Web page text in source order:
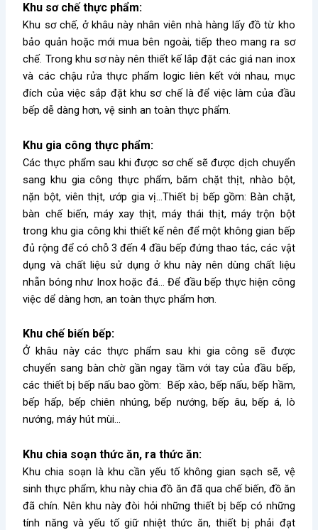
Khu sơ chế thực phẩm:
Khu sơ chế, ở khâu này nhân viên nhà hàng lấy đồ từ kho
bảo quản hoặc mới mua bên ngoài, tiếp theo mang ra sơ
chế. Trong khu sơ này nên thiết kế lắp đặt các giá nan inox
và các chậu rửa thực phẩm logic liên kết với nhau, mục
đích của việc sắp đặt khu sơ chế là để việc làm của đầu
bếp dễ dàng hơn, vệ sinh an toàn thực phẩm.
Khu gia công thực phẩm:
Các thực phẩm sau khi được sơ chế sẽ được dịch chuyển
sang khu gia công thực phẩm, băm chặt thịt, nhào bột,
nặn bột, viên thịt, ướp gia vị…Thiết bị bếp gồm: Bàn chặt,
bàn chế biến, máy xay thịt, máy thái thịt, máy trộn bột
trong khu gia công khi thiết kế nên để một không gian bếp
đủ rộng để có chỗ 3 đến 4 đầu bếp đứng thao tác, các vật
dụng và chất liệu sử dụng ở khu này nên dùng chất liệu
nhẵn bóng như Inox hoặc đá… Để đầu bếp thực hiện công
việc dể dàng hơn, an toàn thực phẩm hơn.
Khu chế biến bếp:
Ở khâu này các thực phẩm sau khi gia công sẽ được
chuyển sang bàn chờ gần ngay tầm với tay của đầu bếp,
các thiết bị bếp nấu bao gồm: Bếp xào, bếp nấu, bếp hầm,
bếp hấp, bếp chiên nhúng, bếp nướng, bếp âu, bếp á, lò
nướng, máy hút mùi…
Khu chia soạn thức ăn, ra thức ăn:
Khu chia soạn là khu cần yếu tố không gian sạch sẽ, vệ
sinh thực phẩm, khu này chia đồ ăn đã qua chế biến, đồ ăn
đã chín. Nên khu này đòi hỏi những thiết bị bếp có những
tính năng và yếu tố giữ nhiệt thức ăn, thiết bị phải đạt